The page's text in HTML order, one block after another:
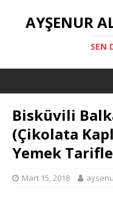
AYŞENUR
SEN
Bisküvili
(Çikolata
Yemek
Mart 15, 2018